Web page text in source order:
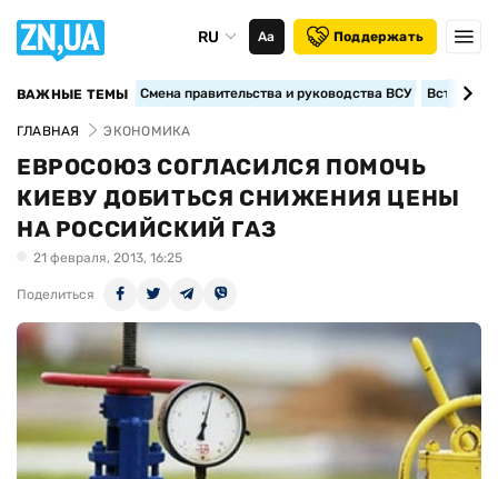
RU Аа Поддержать
ВАЖНЫЕ ТЕМЫ Смена правительства и руководства ВСУ
ГЛАВНАЯ ЭКОНОМИКА
ЕВРОСОЮЗ СОГЛАСИЛСЯ ПОМОЧЬ
КИЕВУ ДОБИТЬСЯ СНИЖЕНИЯ ЦЕНЫ
НА РОССИЙСКИЙ ГАЗ
21 февраля, 2013, 16:25
Поделиться